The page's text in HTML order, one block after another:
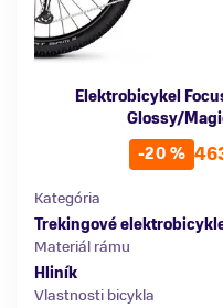
Elektrobicykel
Glossy/
-20 %
Kategória
Trekingové
Materiál rámu
Hliník
Vlastnosti bicykla